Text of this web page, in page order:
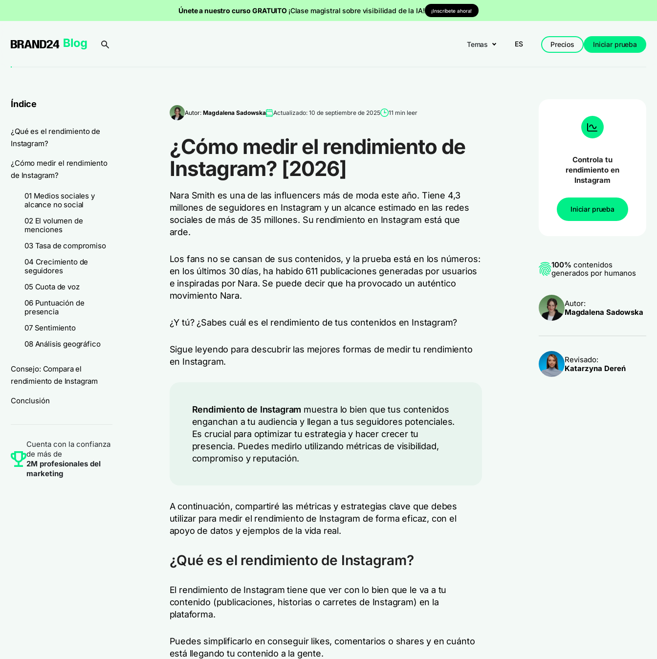
Únete a nuestro curso GRATUITO ¡Clase magistral sobre visibilidad de la IA! ¡Inscríbete ahora!
Temas ES Precios Iniciar prueba
Índice
¿Qué es el rendimiento de
Instagram?
¿Cómo medir el rendimiento
de Instagram?
01 Medios sociales y
alcance no social
02 El volumen de
menciones
03 Tasa de compromiso
04 Crecimiento de
seguidores
05 Cuota de voz
06 Puntuación de
presencia
07 Sentimiento
08 Análisis geográfico
Consejo: Compara el
rendimiento de Instagram
Conclusión
Cuenta con la confianza
de más de
2M profesionales del
marketing
Autor: Magdalena Sadowska Actualizado: 10 de septiembre de 2025 11 min leer
¿Cómo medir el rendimiento de
Instagram? [2026]
Nara Smith es una de las influencers más de moda este año. Tiene 4,3
millones de seguidores en Instagram y un alcance estimado en las redes
sociales de más de 35 millones. Su rendimiento en Instagram está que
arde.
Los fans no se cansan de sus contenidos, y la prueba está en los números:
en los últimos 30 días, ha habido 611 publicaciones generadas por usuarios
e inspiradas por Nara. Se puede decir que ha provocado un auténtico
movimiento Nara.
¿Y tú? ¿Sabes cuál es el rendimiento de tus contenidos en Instagram?
Sigue leyendo para descubrir las mejores formas de medir tu rendimiento
en Instagram.
Rendimiento de Instagram muestra lo bien que tus contenidos
enganchan a tu audiencia y llegan a tus seguidores potenciales.
Es crucial para optimizar tu estrategia y hacer crecer tu
presencia. Puedes medirlo utilizando métricas de visibilidad,
compromiso y reputación.
A continuación, compartiré las métricas y estrategias clave que debes
utilizar para medir el rendimiento de Instagram de forma eficaz, con el
apoyo de datos y ejemplos de la vida real.
¿Qué es el rendimiento de Instagram?
El rendimiento de Instagram tiene que ver con lo bien que le va a tu
contenido (publicaciones, historias o carretes de Instagram) en la
plataforma.
Puedes simplificarlo en conseguir likes, comentarios o shares y en cuánto
está llegando tu contenido a la gente.
Controla tu
rendimiento en
Instagram
Iniciar prueba
100% contenidos
generados por humanos
Autor:
Magdalena Sadowska
Revisado:
Katarzyna Dereń